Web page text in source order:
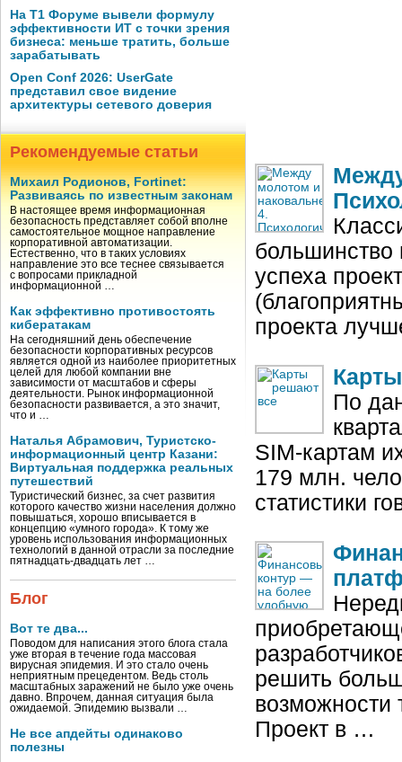
На Т1 Форуме вывели формулу
эффективности ИТ с точки зрения
бизнеса: меньше тратить, больше
зарабатывать
Open Conf 2026: UserGate
представил свое видение
архитектуры сетевого доверия
Рекомендуемые статьи
Михаил Родионов, Fortinet:
Развиваясь по известным законам
В настоящее время информационная
безопасность представляет собой вполне
самостоятельное мощное направление
корпоративной автоматизации.
Естественно, что в таких условиях
направление это все теснее связывается
с вопросами прикладной
информационной …
Как эффективно противостоять
кибератакам
На сегодняшний день обеспечение
безопасности корпоративных ресурсов
является одной из наиболее приоритетных
целей для любой компании вне
зависимости от масштабов и сферы
деятельности. Рынок информационной
безопасности развивается, а это значит,
что и …
Наталья Абрамович, Туристско-
информационный центр Казани:
Виртуальная поддержка реальных
путешествий
Туристический бизнес, за счет развития
которого качество жизни населения должно
повышаться, хорошо вписывается в
концепцию «умного города». К тому же
уровень использования информационных
технологий в данной отрасли за последние
пятнадцать-двадцать лет …
Блог
Вот те два...
Поводом для написания этого блога стала
уже вторая в течение года массовая
вирусная эпидемия. И это стало очень
неприятным прецедентом. Ведь столь
масштабных заражений не было уже очень
давно. Впрочем, данная ситуация была
ожидаемой. Эпидемию вызвали …
Не все апдейты одинаково
полезны
большинство
успеха
проекта
По
SIM‑картам
179 млн.
статистики
решить
возможности
Проект в …